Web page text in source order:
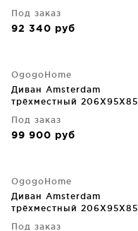
Под заказ
92 340 руб
OgogoHome
Диван Amsterdam
трёхместный 206X95X85
Под заказ
99 900 руб
OgogoHome
Диван Amsterdam
трёхместный 206X95X85
Под заказ